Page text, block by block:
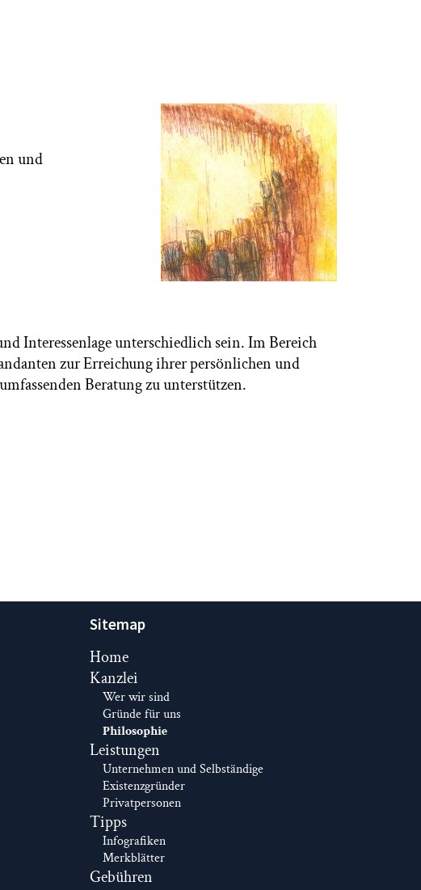
und
Interessenlage unterschiedlich sein. Im Bereich
zur Erreichung ihrer persönlichen und
Beratung zu unterstützen.
Sitemap
Navigation
überspringen
Home
Kanzlei
Wer wir sind
Gründe für uns
Philosophie
Leistungen
Unternehmen und Selbständige
Existenzgründer
Privatpersonen
Tipps
Infografiken
Merkblätter
Gebühren